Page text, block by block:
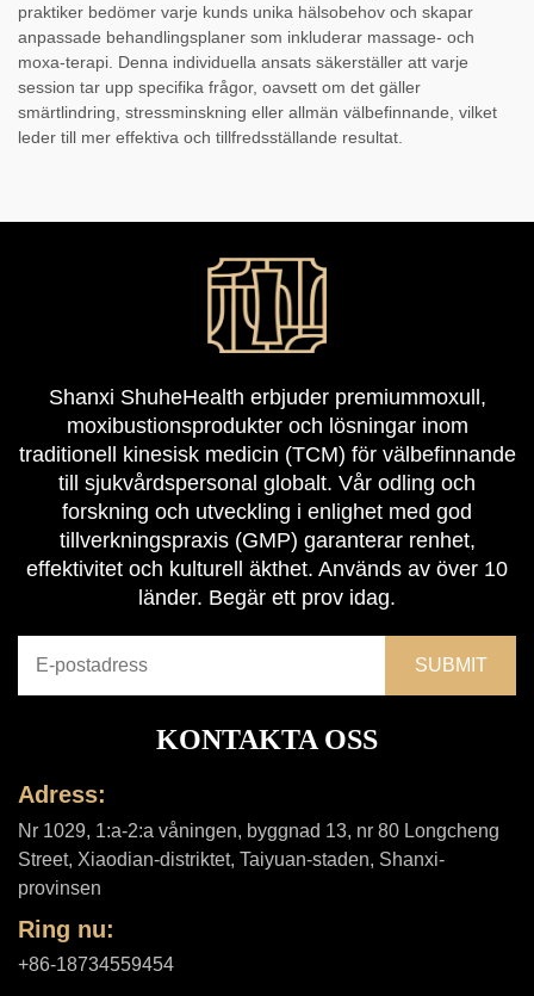
praktiker bedömer varje kunds unika hälsobehov och skapar
anpassade behandlingsplaner som inkluderar massage- och
moxa-terapi. Denna individuella ansats säkerställer att varje
session tar upp specifika frågor, oavsett om det gäller
smärtlindring, stressminskning eller allmän välbefinnande, vilket
leder till mer effektiva och tillfredsställande resultat.
Shanxi ShuheHealth erbjuder premiummoxull,
moxibustionsprodukter och lösningar inom
traditionell kinesisk medicin (TCM) för välbefinnande
till sjukvårdspersonal globalt. Vår odling och
forskning och utveckling i enlighet med god
tillverkningspraxis (GMP) garanterar renhet,
effektivitet och kulturell äkthet. Används av över 10
länder. Begär ett prov idag.
KONTAKTA OSS
Adress:
Nr 1029, 1:a-2:a våningen, byggnad 13, nr 80 Longcheng
Street, Xiaodian-distriktet, Taiyuan-staden, Shanxi-
provinsen
Ring nu:
+86-18734559454